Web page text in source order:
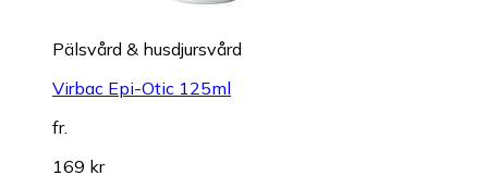
Pälsvård & husdjursvård
Virbac Epi-Otic 125ml
fr.
169 kr